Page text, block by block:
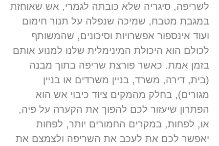
לשריפה, סיגריה שלא כובתה לגמרי, אש שאוחזת
במגבת מטבח, שמיכה שנפלה על תנור חימום
ועוד אינספור אפשרויות וסיכונים, שהמשותף
לכולם הוא היכולת המינימלית שלנו למנוע אותם
בזמן אמת. כאשר פורצת שריפה בתוך מבנה
(בית, דירה, משרד, בניין משרדים או בניין
מגורים), בחלק מהמקים ציוד כיבוי אש הוא
הפתרון שיעזור לכם להפוך את הקערה על פיה,
או, לפחות, במקרים החמורים יותר, לפחות
יאפשר לכם את לעכב את השריפה ולצמצם את